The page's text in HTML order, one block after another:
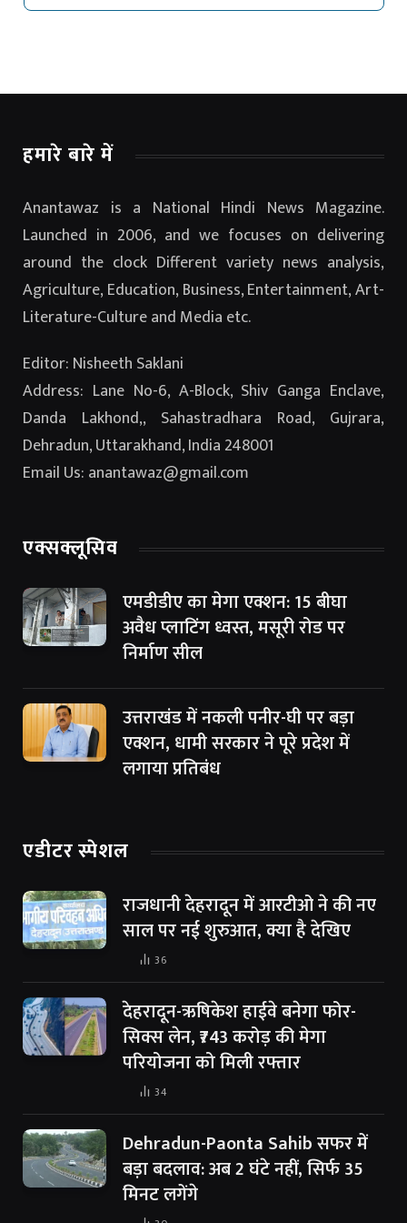
हमारे बारे में
Anantawaz is a National Hindi News Magazine.
Launched in 2006, and we focuses on delivering
around the clock Different variety news analysis,
Agriculture, Education, Business, Entertainment, Art-
Literature-Culture and Media etc.
Editor: Nisheeth Saklani
Address: Lane No-6, A-Block, Shiv Ganga Enclave,
Danda Lakhond,, Sahastradhara Road, Gujrara,
Dehradun, Uttarakhand, India 248001
Email Us: anantawaz@gmail.com
एक्सक्लूसिव
एमडीडीए का मेगा एक्शन: 15 बीघा
अवैध प्लाटिंग ध्वस्त, मसूरी रोड पर
निर्माण सील
उत्तराखंड में नकली पनीर-घी पर बड़ा
एक्शन, धामी सरकार ने पूरे प्रदेश में
लगाया प्रतिबंध
एडीटर स्पेशल
राजधानी देहरादून में आरटीओ ने की नए
साल पर नई शुरुआत, क्या है देखिए
36
देहरादून-ऋषिकेश हाईवे बनेगा फोर-
सिक्स लेन, ₹743 करोड़ की मेगा
परियोजना को मिली रफ्तार
34
Dehradun-Paonta Sahib सफर में
बड़ा बदलाव: अब 2 घंटे नहीं, सिर्फ 35
मिनट लगेंगे